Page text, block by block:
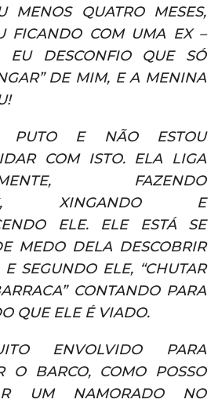
MENOS QUATRO MESES,
FICANDO COM UMA EX –
EU DESCONFIO QUE SÓ
DE MIM, E A MENINA
PUTO E NÃO ESTOU
COM ISTO. ELA LIGA
FAZENDO
XINGANDO E
ELE. ELE ESTÁ SE
MEDO DELA DESCOBRIR
SEGUNDO ELE, “CHUTAR
CONTANDO PARA
QUE ELE É VIADO.
ENVOLVIDO PARA
O BARCO, COMO POSSO
UM NAMORADO NO